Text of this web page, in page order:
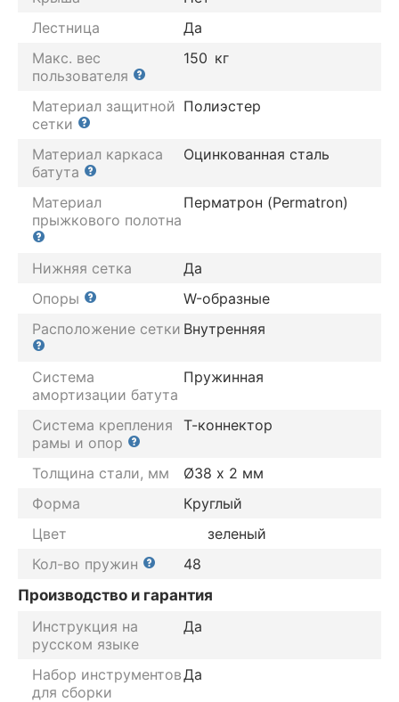
Лестница
Да
Макс. вес
пользователя
150 кг
Материал защитной
сетки
Полиэстер
Материал каркаса
батута
Оцинкованная сталь
Материал
прыжкового полотна
Перматрон (Permatron)
Нижняя сетка
Да
Опоры
W-образные
Расположение сетки Внутренняя
Система
амортизации батута
Пружинная
Система крепления
рамы и опор
Т-коннектор
Толщина стали, мм
Ø38 х 2 мм
Форма
Круглый
Цвет
зеленый
Кол-во пружин
48
Производство и гарантия
Инструкция на
русском языке
Да
Набор инструментов
для сборки
Да